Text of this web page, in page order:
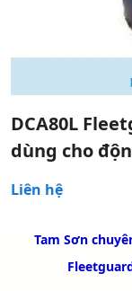
DCA80L
dùng cho
Liên hệ
Tam Sơn